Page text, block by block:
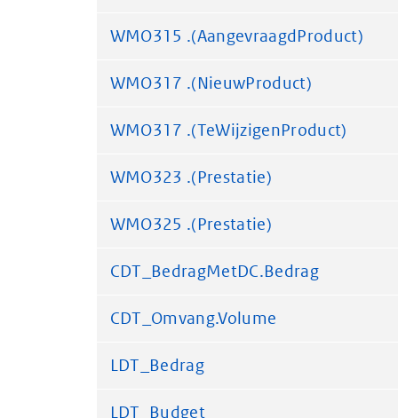
WMO315 .(AangevraagdProduct)
WMO317 .(NieuwProduct)
WMO317 .(TeWijzigenProduct)
WMO323 .(Prestatie)
WMO325 .(Prestatie)
CDT_BedragMetDC.Bedrag
CDT_Omvang.Volume
LDT_Bedrag
LDT_Budget